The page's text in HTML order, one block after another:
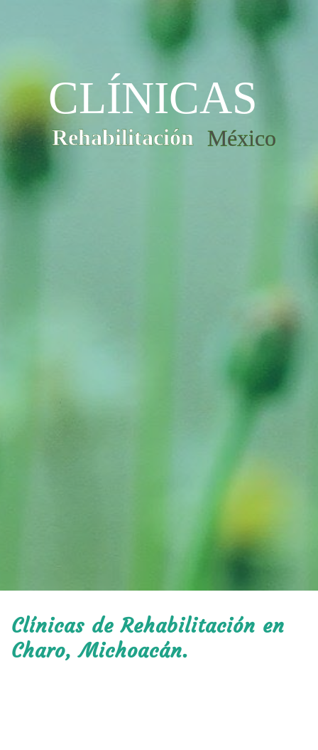
Clínicas de Rehabilitación en
Charo, Michoacán.